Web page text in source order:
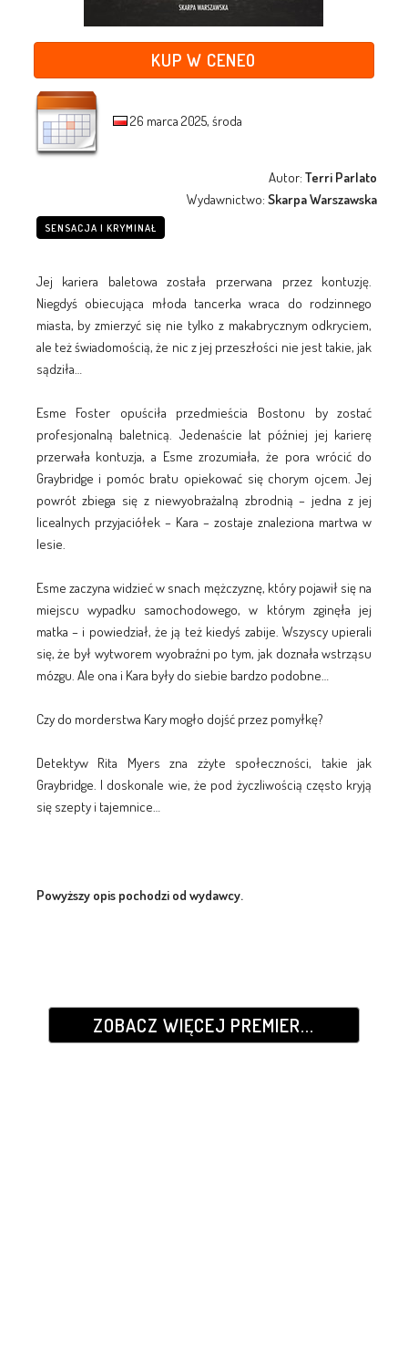
KUP W CENEO
26 marca 2025, środa
Autor:Terri Parlato
Wydawnictwo:Skarpa Warszawska
SENSACJA I KRYMINAŁ
Jej kariera baletowa została przerwana przez kontuzję.
Niegdyś obiecująca młoda tancerka wraca do rodzinnego
miasta, by zmierzyć się nie tylko z makabrycznym odkryciem,
ale też świadomością, że nic z jej przeszłości nie jest takie, jak
sądziła…
Esme Foster opuściła przedmieścia Bostonu by zostać
profesjonalną baletnicą. Jedenaście lat później jej karierę
przerwała kontuzja, a Esme zrozumiała, że pora wrócić do
Graybridge i pomóc bratu opiekować się chorym ojcem. Jej
powrót zbiega się z niewyobrażalną zbrodnią – jedna z jej
licealnych przyjaciółek – Kara – zostaje znaleziona martwa w
lesie.
Esme zaczyna widzieć w snach mężczyznę, który pojawił się na
miejscu wypadku samochodowego, w którym zginęła jej
matka – i powiedział, że ją też kiedyś zabije. Wszyscy upierali
się, że był wytworem wyobraźni po tym, jak doznała wstrząsu
mózgu. Ale ona i Kara były do siebie bardzo podobne…
Czy do morderstwa Kary mogło dojść przez pomyłkę?
Detektyw Rita Myers zna zżyte społeczności, takie jak
Graybridge. I doskonale wie, że pod życzliwością często kryją
się szepty i tajemnice…
Powyższy opis pochodzi od wydawcy.
ZOBACZ WIĘCEJ PREMIER...